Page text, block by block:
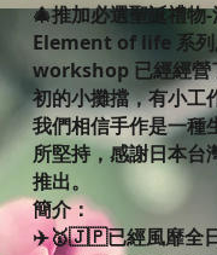
🎄推加必選聖誕禮物
Element of life 系
workshop 已經經營
初的小攤擋，有小工
我們相信手作是一種
所堅持，感謝日本台
推出。
簡介：
✈️🥇🇯🇵已經風靡全